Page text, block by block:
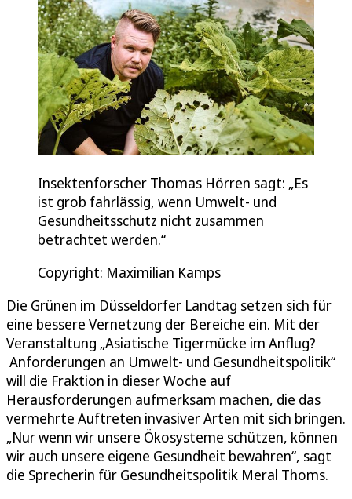
Insektenforscher Thomas Hörren sagt: „Es
ist grob fahrlässig, wenn Umwelt- und
Gesundheitsschutz nicht zusammen
betrachtet werden.“
Copyright: Maximilian Kamps
Die Grünen im Düsseldorfer Landtag setzen sich für
eine bessere Vernetzung der Bereiche ein. Mit der
Veranstaltung „Asiatische Tigermücke im Anflug?
Anforderungen an Umwelt- und Gesundheitspolitik“
will die Fraktion in dieser Woche auf
Herausforderungen aufmerksam machen, die das
vermehrte Auftreten invasiver Arten mit sich bringen.
„Nur wenn wir unsere Ökosysteme schützen, können
wir auch unsere eigene Gesundheit bewahren“, sagt
die Sprecherin für Gesundheitspolitik Meral Thoms.